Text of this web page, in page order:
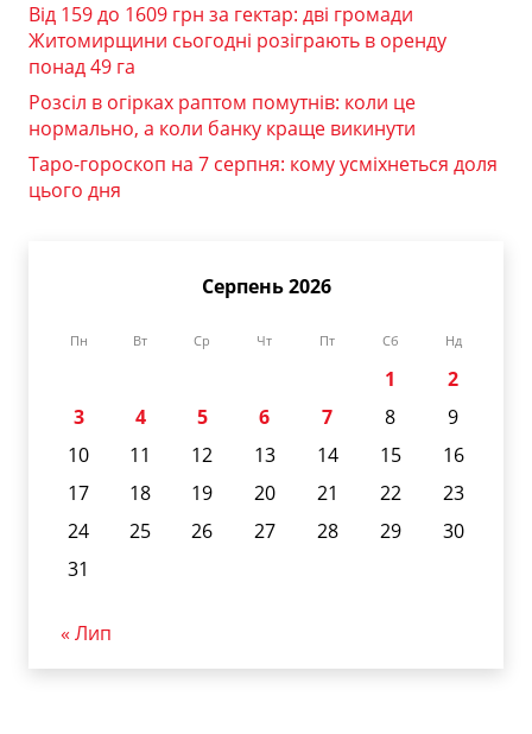
Від 159 до 1609 грн за гектар: дві громади
Житомирщини сьогодні розіграють в оренду
понад 49 га
Розсіл в огірках раптом помутнів: коли це
нормально, а коли банку краще викинути
Таро-гороскоп на 7 серпня: кому усміхнеться доля
цього дня
Серпень 2026
Пн Вт Ср Чт Пт Сб Нд
1
2
3
4 5 6 7 8
9
10
11 12 13 14 15
16
17
18 19 20 21 22
23
24
25 26 27 28 29
30
31
« Лип